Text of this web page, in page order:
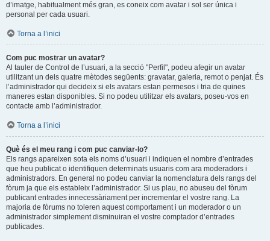
d’imatge, habitualment més gran, es coneix com avatar i sol ser única i
personal per cada usuari.
Torna a l’inici
Com puc mostrar un avatar?
Al tauler de Control de l’usuari, a la secció "Perfil", podeu afegir un avatar
utilitzant un dels quatre mètodes següents: gravatar, galeria, remot o penjat. És
l’administrador qui decideix si els avatars estan permesos i tria de quines
maneres estan disponibles. Si no podeu utilitzar els avatars, poseu-vos en
contacte amb l’administrador.
Torna a l’inici
Què és el meu rang i com puc canviar-lo?
Els rangs apareixen sota els noms d’usuari i indiquen el nombre d’entrades
que heu publicat o identifiquen determinats usuaris com ara moderadors i
administradors. En general no podeu canviar la nomenclatura dels rangs del
fòrum ja que els estableix l’administrador. Si us plau, no abuseu del fòrum
publicant entrades innecessàriament per incrementar el vostre rang. La
majoria de fòrums no toleren aquest comportament i un moderador o un
administrador simplement disminuiran el vostre comptador d’entrades
publicades.